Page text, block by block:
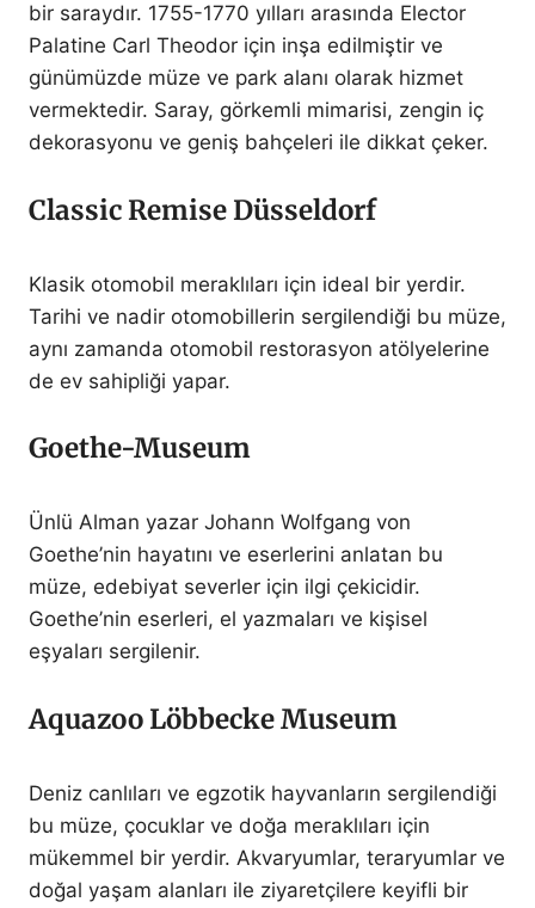
bir saraydır. 1755-1770 yılları arasında Elector
Palatine Carl Theodor için inşa edilmiştir ve
günümüzde müze ve park alanı olarak hizmet
vermektedir. Saray, görkemli mimarisi, zengin iç
dekorasyonu ve geniş bahçeleri ile dikkat çeker.
Classic Remise Düsseldorf
Klasik otomobil meraklıları için ideal bir yerdir.
Tarihi ve nadir otomobillerin sergilendiği bu müze,
aynı zamanda otomobil restorasyon atölyelerine
de ev sahipliği yapar.
Goethe-Museum
Ünlü Alman yazar Johann Wolfgang von
Goethe’nin hayatını ve eserlerini anlatan bu
müze, edebiyat severler için ilgi çekicidir.
Goethe’nin eserleri, el yazmaları ve kişisel
eşyaları sergilenir.
Aquazoo Löbbecke Museum
Deniz canlıları ve egzotik hayvanların sergilendiği
bu müze, çocuklar ve doğa meraklıları için
mükemmel bir yerdir. Akvaryumlar, teraryumlar ve
doğal yaşam alanları ile ziyaretçilere keyifli bir